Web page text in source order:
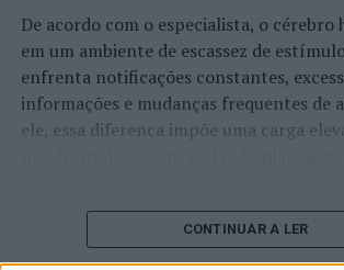
De acordo com o especialista, o cérebro
em um ambiente de escassez de
enfrenta notificações constantes,
informações e mudanças frequentes de
ele, essa diferença impõe uma carga
O pesquisador afirma que plataformas
estimulam continuamente o sistema de
CONTINUAR A LER